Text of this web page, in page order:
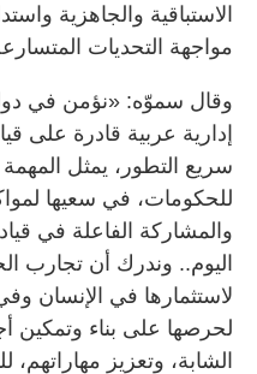
الاستباقية والجاهزية
مواجهة التحديات
وقال سموّه: «نؤمن في
إدارية عربية قادرة على
سريع التطور، يمثل المهمة
للحكومات، في سعيها
والمشاركة الفاعلة في
اليوم.. وندرك أن تجارب
لاستثمارها في الإنسان
لحرصها على بناء وتمكين
الشابة، وتعزيز